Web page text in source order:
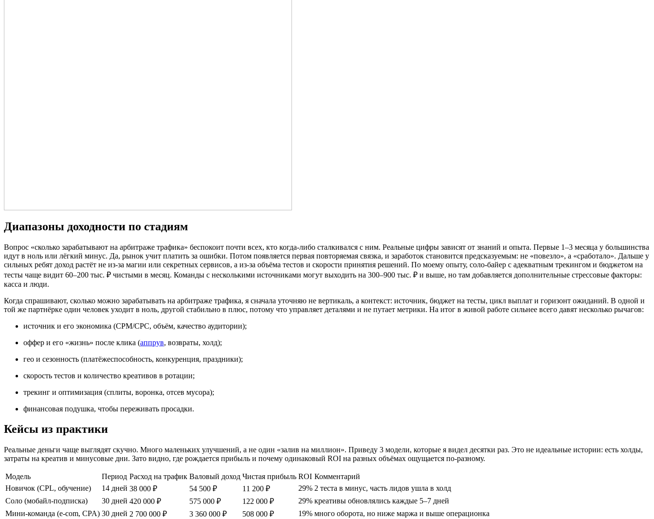
Диапазоны доходности по стадиям
Вопрос «сколько зарабатывают на арбитраже трафика» беспокоит почти всех, кто когда-либо сталкивался с ним. Реальные цифры зависят от знаний и опыта. Первые 1–3 месяца у большинства
идут в ноль или лёгкий минус. Да, рынок учит платить за ошибки. Потом появляется первая повторяемая связка, и заработок становится предсказуемым: не «повезло», а «сработало». Дальше у
сильных ребят доход растёт не из-за магии или секретных сервисов, а из-за объёма тестов и скорости принятия решений. По моему опыту, соло-байер с адекватным трекингом и бюджетом на
тесты чаще видит 60–200 тыс. ₽ чистыми в месяц. Команды с несколькими источниками могут выходить на 300–900 тыс. ₽ и выше, но там добавляется дополнительные стрессовые факторы:
касса и люди.
Когда спрашивают, сколько можно зарабатывать на арбитраже трафика, я сначала уточняю не вертикаль, а контекст: источник, бюджет на тесты, цикл выплат и горизонт ожиданий. В одной и
той же партнёрке один человек уходит в ноль, другой стабильно в плюс, потому что управляет деталями и не путает метрики. На итог в живой работе сильнее всего давят несколько рычагов:
источник и его экономика (CPM/CPC, объём, качество аудитории);
оффер и его «жизнь» после клика (аппрув, возвраты, холд);
гео и сезонность (платёжеспособность, конкуренция, праздники);
скорость тестов и количество креативов в ротации;
трекинг и оптимизация (сплиты, воронка, отсев мусора);
финансовая подушка, чтобы переживать просадки.
Кейсы из практики
Реальные деньги чаще выглядят скучно. Много маленьких улучшений, а не один «залив на миллион». Приведу 3 модели, которые я видел десятки раз. Это не идеальные истории: есть холды,
затраты на креатив и минусовые дни. Зато видно, где рождается прибыль и почему одинаковый ROI на разных объёмах ощущается по‑разному.
Модель Период Расход на трафик Валовый доход Чистая прибыль ROI Комментарий
Новичок (CPL, обучение)
14 дней 38 000 ₽ 54 500 ₽ 11 200 ₽ 29% 2 теста в минус, часть лидов ушла в холд
Соло (мобайл‑подписка)
30 дней 420 000 ₽ 575 000 ₽ 122 000 ₽ 29% креативы обновлялись каждые 5–7 дней
Мини‑команда (e‑com, CPA) 30 дней 2 700 000 ₽ 3 360 000 ₽ 508 000 ₽ 19% много оборота, но ниже маржа и выше операционка